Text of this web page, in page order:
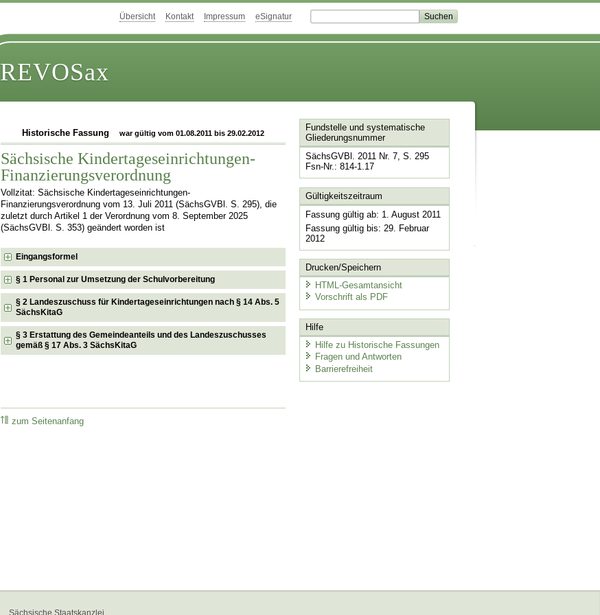
Übersicht Kontakt Impressum eSignatur
REVOSax
Historische Fassung war gültig vom 01.08.2011 bis 29.02.2012
Sächsische Kindertageseinrichtungen-
Finanzierungsverordnung
Vollzitat: Sächsische Kindertageseinrichtungen-
Finanzierungsverordnung vom 13. Juli 2011 (SächsGVBl. S. 295), die
zuletzt durch Artikel 1 der Verordnung vom 8. September 2025
(SächsGVBl. S. 353) geändert worden ist
Eingangsformel
§ 1 Personal zur Umsetzung der Schulvorbereitung
§ 2 Landeszuschuss für Kindertageseinrichtungen nach § 14 Abs. 5
SächsKitaG
§ 3 Erstattung des Gemeindeanteils und des Landeszuschusses
gemäß § 17 Abs. 3 SächsKitaG
zum Seitenanfang
Fundstelle und systematische
Gliederungsnummer
SächsGVBl. 2011 Nr. 7, S. 295
Fsn-Nr.: 814-1.17
Gültigkeitszeitraum
Fassung gültig ab: 1. August 2011
Fassung gültig bis: 29. Februar
2012
Drucken/Speichern
HTML-Gesamtansicht
Vorschrift als PDF
Hilfe
Hilfe zu Historische Fassungen
Fragen und Antworten
Barrierefreiheit
Sächsische Staatskanzlei